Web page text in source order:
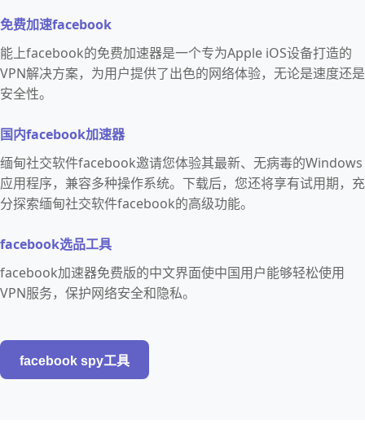
免费加速facebook
能上facebook的免费加速器是一个专为Apple iOS设备打造的
VPN解决方案，为用户提供了出色的网络体验，无论是速度还是
安全性。
国内facebook加速器
缅甸社交软件facebook邀请您体验其最新、无病毒的Windows
应用程序，兼容多种操作系统。下载后，您还将享有试用期，充
分探索缅甸社交软件facebook的高级功能。
facebook选品工具
facebook加速器免费版的中文界面使中国用户能够轻松使用
VPN服务，保护网络安全和隐私。
facebook spy工具